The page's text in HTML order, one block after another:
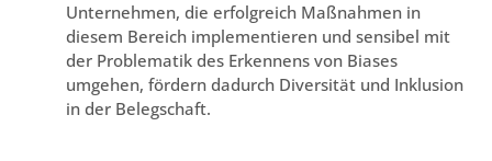
Unternehmen, die erfolgreich Maßnahmen in
diesem Bereich implementieren und sensibel mit
der Problematik des Erkennens von Biases
umgehen, fördern dadurch Diversität und Inklusion
in der Belegschaft.